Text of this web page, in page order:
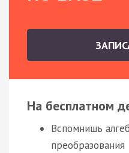
На бесплатном
Вспомнишь
преобразования